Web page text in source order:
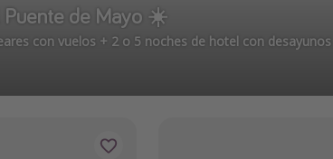
de Mayo ☀️
con vuelos + 2 o 5 noches de hotel con